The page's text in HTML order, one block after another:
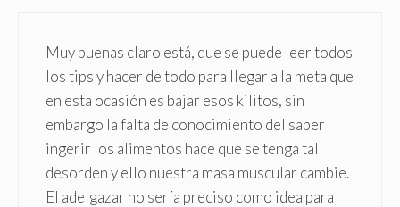
Muy buenas claro está, que se puede leer todos
los tips y hacer de todo para llegar a la meta que
en esta ocasión es bajar esos kilitos, sin
embargo la falta de conocimiento del saber
ingerir los alimentos hace que se tenga tal
desorden y ello nuestra masa muscular cambie.
El adelgazar no sería preciso como idea para